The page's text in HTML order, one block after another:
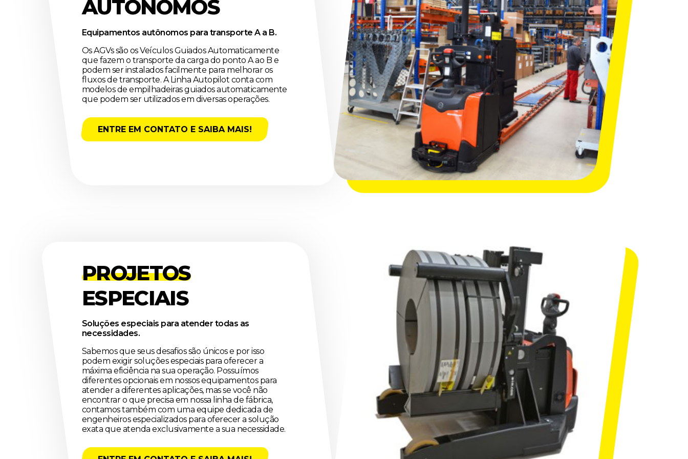
AUTONÔMOS
Equipamentos autônomos para transporte A a B.
Os AGVs são os Veículos Guiados Automaticamente
que fazem o transporte da carga do ponto A ao B e
podem ser instalados facilmente para melhorar os
fluxos de transporte. A Linha Autopilot conta com
modelos de empilhadeiras guiados automaticamente
que podem ser utilizados em diversas operações.
ENTRE EM CONTATO E SAIBA MAIS!
PROJETOS
ESPECIAIS
Soluções especiais para atender todas as
necessidades.
Sabemos que seus desafios são únicos e por isso
podem exigir soluções especiais para oferecer a
máxima eficiência na sua operação. Possuímos
diferentes opcionais em nossos equipamentos para
atender a diferentes aplicações, mas se você não
encontrar o que precisa em nossa linha de fábrica,
contamos também com uma equipe dedicada de
engenheiros especializados para oferecer a solução
exata que atenda exclusivamente a sua necessidade.